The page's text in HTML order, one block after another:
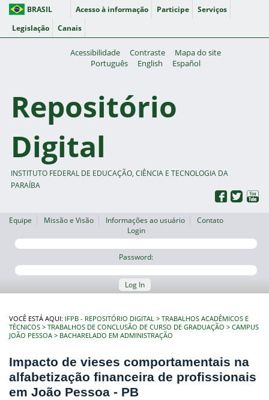
BRASIL Acesso à informação Participe
Serviços
Legislação
Canais
Acessibilidade Contraste
Mapa do site
Português
English Español
Repositório
Digital
INSTITUTO FEDERAL DE EDUCAÇÃO, CIÊNCIA E TECNOLOGIA DA
PARAÍBA
Equipe Missão e Visão Informações ao usuário
Contato
Login
Password:
Log In
VOCÊ ESTÁ AQUI: IFPB - REPOSITÓRIO DIGITAL
TRABALHOS ACADÊMICOS E
TÉCNICOS
TRABALHOS DE CONCLUSÃO DE CURSO DE GRADUAÇÃO
CAMPUS
JOÃO PESSOA
BACHARELADO EM ADMINISTRAÇÃO
Impacto de vieses comportamentais na
alfabetização financeira de profissionais
em João Pessoa - PB